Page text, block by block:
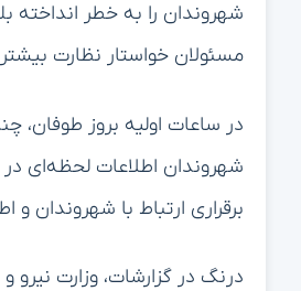
شهروندان را به خطر انداخته
مسئولان خواستار نظارت
در ساعات اولیه بروز طوفان،
شهروندان اطلاعات لحظه‌ای
برقراری ارتباط با شهروندان
درنگ در گزارشات، وزارت نیرو